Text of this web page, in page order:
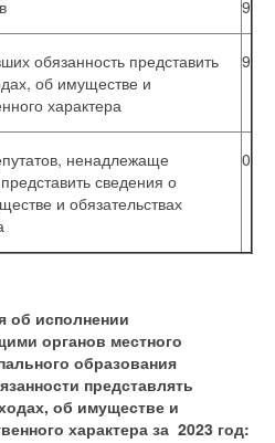
9
обязанность представить
об имуществе и
характера
9
ненадлежаще
сведения о
и обязательствах
0
об исполнении
органов местного
образования
представлять
об имуществе и
характера за 2023 год: